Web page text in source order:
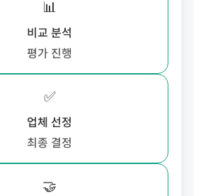
📊
비교 분석
평가 진행
✅
업체 선정
최종 결정
🤝